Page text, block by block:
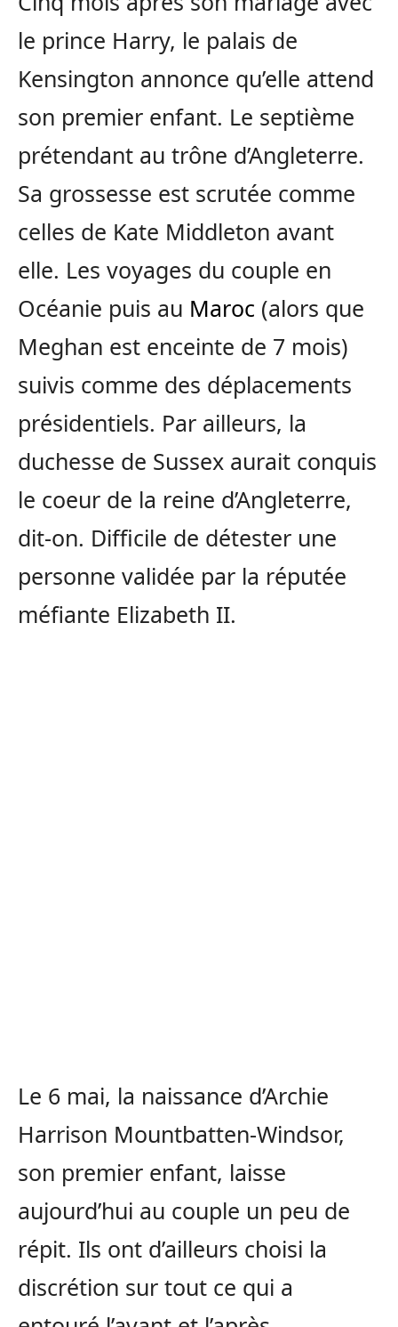
le prince Harry, le palais de
Kensington annonce qu’elle attend
son premier enfant. Le septième
prétendant au trône d’Angleterre.
Sa grossesse est scrutée comme
celles de Kate Middleton avant
elle. Les voyages du couple en
Océanie puis au Maroc (alors que
Meghan est enceinte de 7 mois)
suivis comme des déplacements
présidentiels. Par ailleurs, la
duchesse de Sussex aurait conquis
le coeur de la reine d’Angleterre,
dit-on. Difficile de détester une
personne validée par la réputée
méfiante Elizabeth II.
Le 6 mai, la naissance d’Archie
Harrison Mountbatten-Windsor,
son premier enfant, laisse
aujourd’hui au couple un peu de
répit. Ils ont d’ailleurs choisi la
discrétion sur tout ce qui a